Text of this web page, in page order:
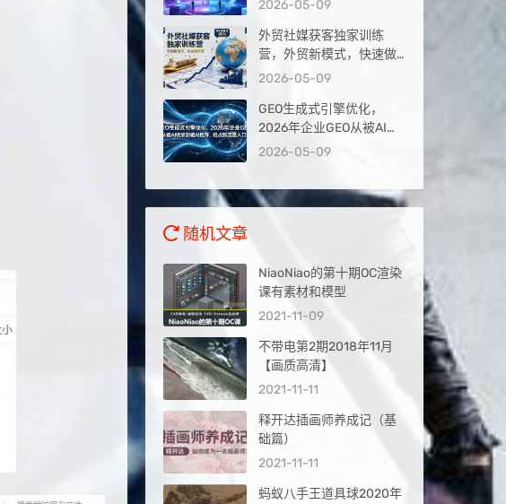
2026-05-09
外贸社媒获客独家训练
营，外贸新模式，快速做
外贸（更新26年4月）
2026-05-09
GEO生成式引擎优化，
2026年企业GEO从被AI收
录到被AI推荐，抢占新流
2026-05-09
随机文章
NiaoNiao的第十期OC渲染
课有素材和模型
2021-11-09
不带电第2期2018年11月
【画质高清】
2021-11-11
释开达插画师养成记（基
础篇）
2021-11-11
蚂蚁八手王道具球2020年